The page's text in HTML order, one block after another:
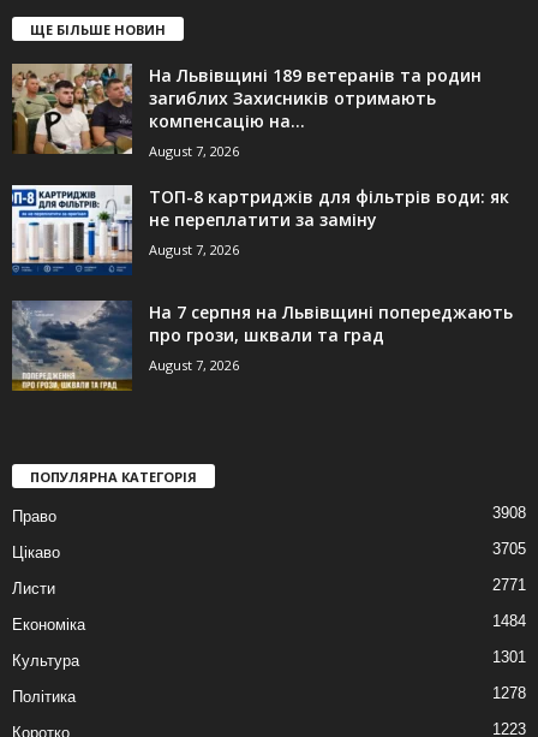
ЩЕ БІЛЬШЕ НОВИН
На Львівщині 189 ветеранів та родин
загиблих Захисників отримають
компенсацію на...
August 7, 2026
ТОП-8 картриджів для фільтрів води: як
не переплатити за заміну
August 7, 2026
На 7 серпня на Львівщині попереджають
про грози, шквали та град
August 7, 2026
ПОПУЛЯРНА КАТЕГОРІЯ
Право 3908
Цікаво 3705
Листи 2771
Економіка 1484
Культура 1301
Політика 1278
Коротко 1223